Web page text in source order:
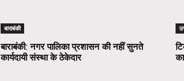
बाराबंकी
बाराबंकी: नगर पालिका प्रशासन की नहीं सुनते
कार्यदायी संस्था के ठेकेदार